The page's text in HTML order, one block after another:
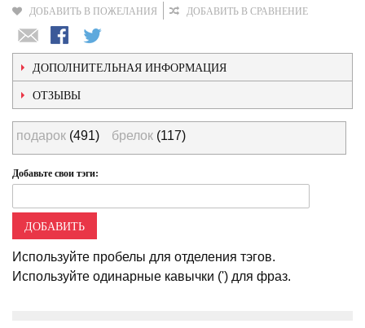
ДОБАВИТЬ В ПОЖЕЛАНИЯ ДОБАВИТЬ В СРАВНЕНИЕ
ДОПОЛНИТЕЛЬНАЯ ИНФОРМАЦИЯ
ОТЗЫВЫ
подарок (491) брелок (117)
Добавьте свои тэги:
ДОБАВИТЬ
Используйте пробелы для отделения тэгов.
Используйте одинарные кавычки (') для фраз.